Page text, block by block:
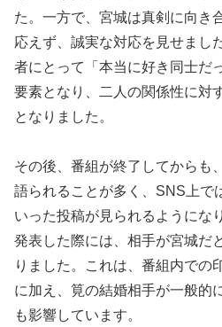
た。一方で、宮城は真剣に向き
応えず、誠実な対応を見せまし
者にとって「本当に好き同士だ
要素となり、二人の関係性に対
となりました。
その後、番組が終了してからも
語られることが多く、SNS上で
いった投稿が見られるようにな
発表した際には、相手が宮城だ
りました。これは、番組内での
に加え、筧の結婚相手が一般的
も影響しています。